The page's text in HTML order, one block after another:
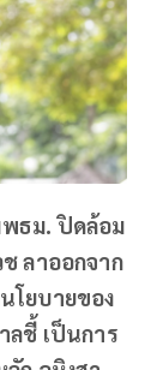
ธม. ปิดล้อม
ลาออกจาก
โยบายของ
ลชี้ เป็นการ